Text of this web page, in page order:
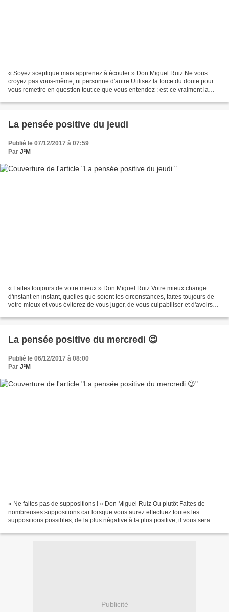
« Soyez sceptique mais apprenez à écouter » Don Miguel Ruiz Ne vous
croyez pas vous-même, ni personne d'autre.Utilisez la force du doute pour
vous remettre en question tout ce que vous entendez : est-ce vraiment la
La pensée positive du jeudi
Publié le 07/12/2017 à 07:59
Par J²M
« Faites toujours de votre mieux » Don Miguel Ruiz Votre mieux change
d'instant en instant, quelles que soient les circonstances, faites toujours de
votre mieux et vous éviterez de vous juger, de vous culpabiliser et d'avoirs
La pensée positive du mercredi 😉
Publié le 06/12/2017 à 08:00
Par J²M
« Ne faites pas de suppositions ! » Don Miguel Ruiz Ou plutôt Faites de
nombreuses suppositions car lorsque vous aurez effectuez toutes les
suppositions possibles, de la plus négative à la plus positive, il vous sera
Publicité